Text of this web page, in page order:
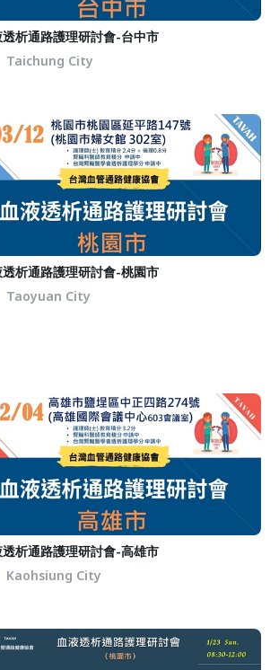
析通路護理研討會-台中市
Taichung City
析通路護理研討會-桃園市
Taoyuan City
析通路護理研討會-高雄市
Kaohsiung City